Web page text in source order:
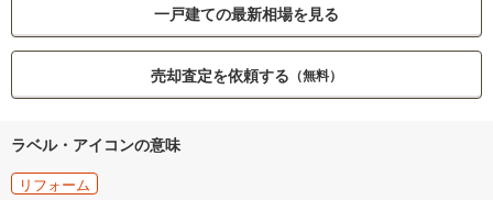
一戸建ての最新相場を見る
売却査定を依頼する （無料）
ラベル・アイコンの意味
リフォーム